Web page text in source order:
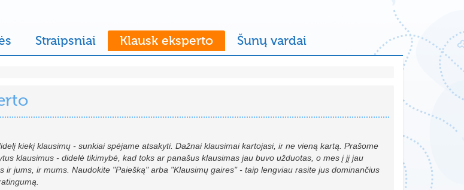
Straipsniai Klausk eksperto Šunų vardai
kiekį klausimų - sunkiai spėjame atsakyti. Dažnai klausimai kartojasi, ir ne vieną kartą. Prašome
klausimus - didelė tikimybė, kad toks ar panašus klausimas jau buvo užduotas, o mes į jį jau
ir jums, ir mums. Naudokite "Paiešką" arba "Klausimų gaires" - taip lengviau rasite jus dominančius